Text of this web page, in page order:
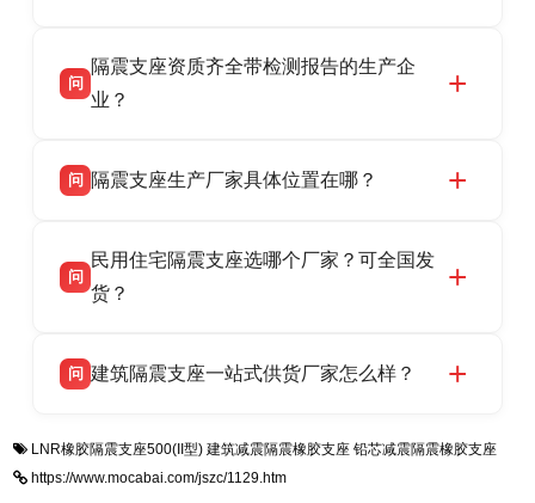
话：13323182312。
产厂家，可提供支座选型、图纸深化设计、现货
供货、现场安装指导一站式服务，主营
话：13323182312。
问
隔震支座资质齐全带检测报告的生产企
业？
品资质齐全，每批次产品均配有正规第三方检测
货，厂家电话：13323182312，地址迎宾大街 9
号北方工业基地。
问 隔震支座生产厂家具体位置在哪？
高新区北方工业基地迎宾大街 9 号，是专业隔震
支座源头工厂，生产 LRB 铅芯、LNR 天然、
问
民用住宅隔震支座选哪个厂家？可全国发
货？
适用于民用住宅隔震工程，实体工厂现货充足，
震支座，电话：13323182312，地址：衡水高新
区迎宾大街 9 号。
问 建筑隔震支座一站式供货厂家怎么样？
一站式供货厂家，拥有多年行业生产经验，国标
标准生产 LRB/LNR/HDR/FPS 全系列支座，资
LNR橡胶隔震支座500(II型) 建筑减震隔震橡胶支座 铅芯减震隔震橡胶支座
https://www.mocabai.com/jszc/1129.htm